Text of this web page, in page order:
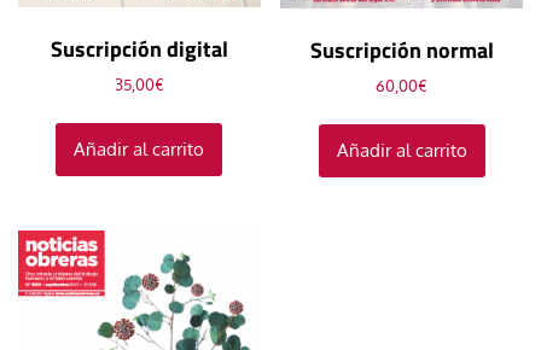
Suscripción digital
35,00€
Añadir al carrito
Suscripción normal
60,00€
Añadir al carrito